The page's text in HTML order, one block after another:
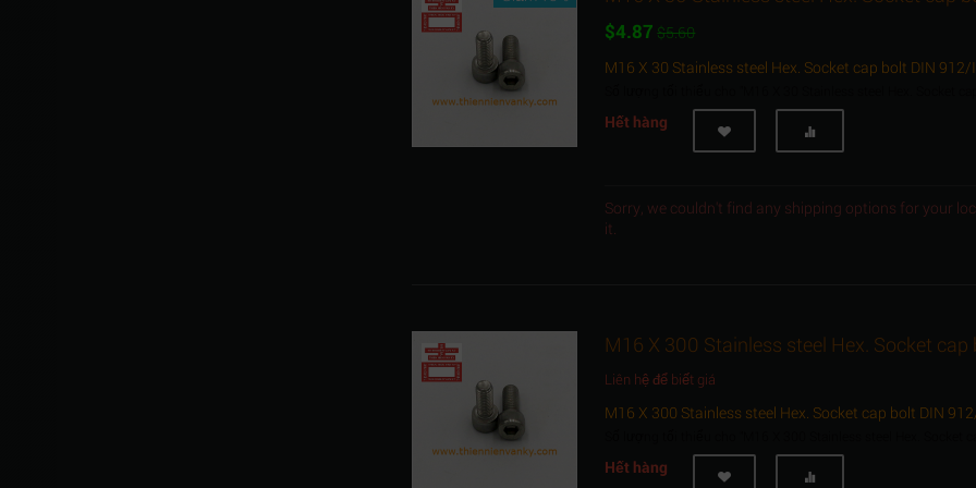
$4.87 $5.60
M16 X 30 Stainless steel Hex. Socket cap bolt DIN 912/
Hết hàng
Sorry, we couldn't find any shipping options for your
it.
M16 X 300 Stainless steel Hex. Socket
Liên hệ để biết giá
M16 X 300 Stainless steel Hex. Socket cap bolt DIN
Hết hàng